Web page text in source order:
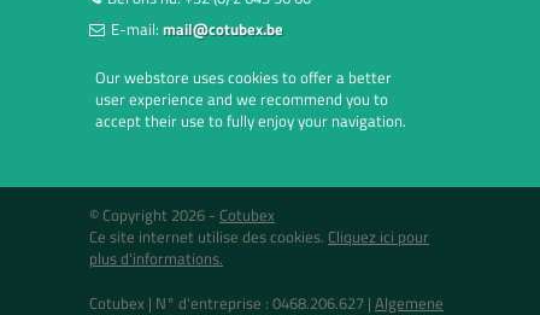
E-mail: mail@cotubex.be
Our webstore uses cookies to offer a better
user experience and we recommend you to
accept their use to fully enjoy your navigation.
© Copyright 2026 - Cotubex
Ce site internet utilise des cookies. Cliquez ici pour
plus d'informations.
Cotubex | N° d'entreprise : 0468.206.627 | Algemene